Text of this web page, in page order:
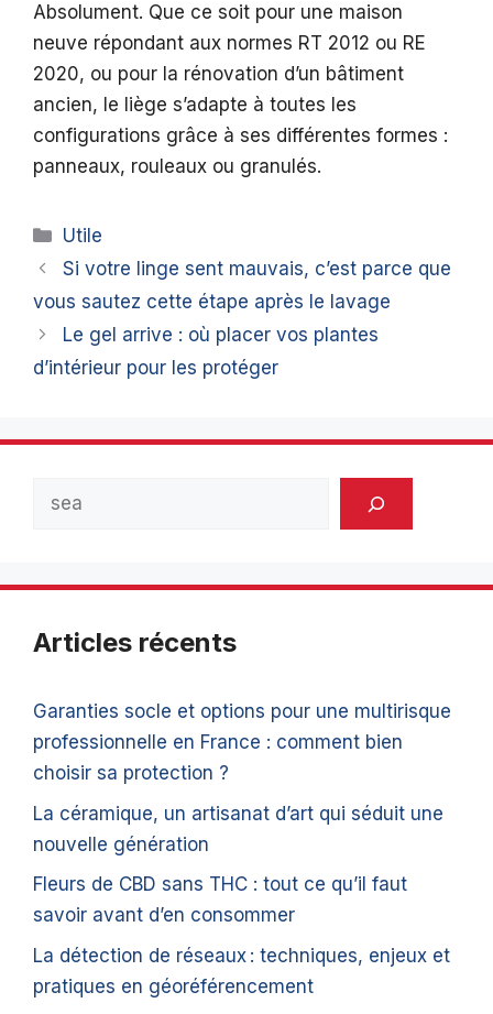
Absolument. Que ce soit pour une maison
neuve répondant aux normes RT 2012 ou RE
2020, ou pour la rénovation d’un bâtiment
ancien, le liège s’adapte à toutes les
configurations grâce à ses différentes formes :
panneaux, rouleaux ou granulés.
Catégories
Utile
Si votre linge sent mauvais, c’est parce que
vous sautez cette étape après le lavage
Le gel arrive : où placer vos plantes
d’intérieur pour les protéger
Articles récents
Garanties socle et options pour une multirisque
professionnelle en France : comment bien
choisir sa protection ?
La céramique, un artisanat d’art qui séduit une
nouvelle génération
Fleurs de CBD sans THC : tout ce qu’il faut
savoir avant d’en consommer
La détection de réseaux : techniques, enjeux et
pratiques en géoréférencement